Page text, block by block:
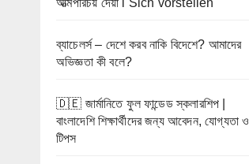
ব্যাচেলর্স – দেশে করব নাকি বিদেশে? আমাদের
অভিজ্ঞতা কী বলে?
🇩🇪 জার্মানিতে ফুল ফান্ডেড স্কলারশিপ |
বাংলাদেশি শিক্ষার্থীদের জন্য আবেদন, যোগ্যতা ও
টিপস